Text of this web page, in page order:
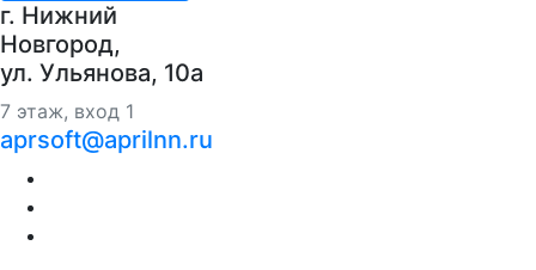
г. Нижний
Новгород,
ул. Ульянова, 10a
7 этаж, вход 1
aprsoft@aprilnn.ru